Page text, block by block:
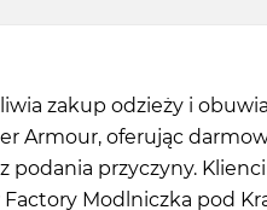
zakup odzieży i
Armour, oferując
podania przyczyny.
Modlniczka pod